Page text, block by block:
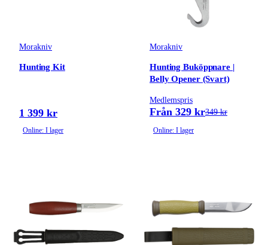
Morakniv
Hunting Kit
1 399 kr
Online: I lager
Morakniv
Hunting Buköppnare |
Belly Opener (Svart)
Medlemspris
Från 329 kr349 kr
Online: I lager